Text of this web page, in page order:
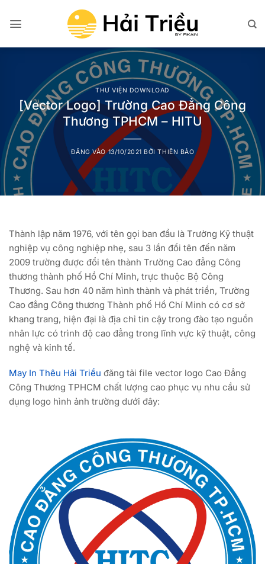
qua
dung
THƯ VIỆN DOWNLOAD
[Vector Logo] Trường Cao Đẳng Công
Thương TPHCM – HITU
ĐĂNG VÀO13/10/2021 BỞITHIÊN BẢO
Thành lập năm 1976, với tên gọi ban đầu là Trường Kỹ thuật
nghiệp vụ công nghiệp nhẹ, sau 3 lần đổi tên đến năm
2009 trường được đổi tên thành Trường Cao đẳng Công
thương thành phố Hồ Chí Minh, trực thuộc Bộ Công
Thương. Sau hơn 40 năm hình thành và phát triển, Trường
Cao đẳng Công thương Thành phố Hồ Chí Minh có cơ sở
khang trang, hiện đại là địa chỉ tin cậy trong đào tạo nguồn
nhân lực có trình độ cao đẳng trong lĩnh vực kỹ thuật, công
nghệ và kinh tế.
May In Thêu Hải Triều đăng tải file vector logo Cao Đẳng
Công Thương TPHCM chất lượng cao phục vụ nhu cầu sử
dụng logo hình ảnh trường dưới đây: